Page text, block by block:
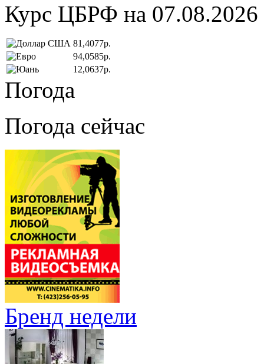
Курс ЦБРФ на 07.08.2026
81,4077р.
94,0585р.
12,0637р.
Погода
Погода сейчас
Бренд недели